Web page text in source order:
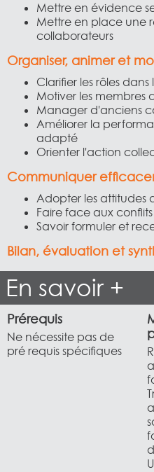
Mettre en évidence
Mettre en place une
collaborateurs
Organiser, animer et
Clarifier les rôles
Motiver les membres
Manager d'anciens
Améliorer la
adapté
Orienter l'action
Communiquer
Adopter les attitudes
Faire face aux
Savoir formuler et
Bilan, évaluation et
En savoir +
Prérequis
Ne nécessite pas de
pré requis spécifiques